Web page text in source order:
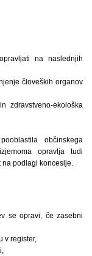
na naslednjih
človeških organov
zdravstveno-ekološka
občinskega
opravlja tudi
na podlagi koncesije.
se opravi, če zasebni
v register,